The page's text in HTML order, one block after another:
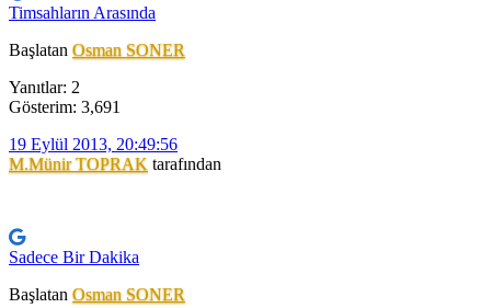
Timsahların Arasında
BaşlatanOsman SONER
Yanıtlar: 2
Gösterim: 3,691
19 Eylül 2013, 20:49:56
M.Münir TOPRAK tarafından
Sadece Bir Dakika
BaşlatanOsman SONER